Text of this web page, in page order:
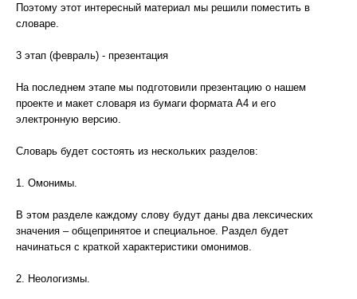
Поэтому этот интересный материал мы решили поместить в
словаре.
3 этап (февраль) - презентация
На последнем этапе мы подготовили презентацию о нашем
проекте и макет словаря из бумаги формата А4 и его
электронную версию.
Словарь будет состоять из нескольких разделов:
1. Омонимы.
В этом разделе каждому слову будут даны два лексических
значения – общепринятое и специальное. Раздел будет
начинаться с краткой характеристики омонимов.
2. Неологизмы.